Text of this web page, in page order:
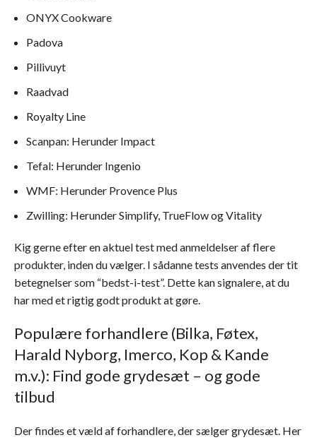
ONYX Cookware
Padova
Pillivuyt
Raadvad
Royalty Line
Scanpan: Herunder Impact
Tefal: Herunder Ingenio
WMF: Herunder Provence Plus
Zwilling: Herunder Simplify, TrueFlow og Vitality
Kig gerne efter en aktuel test med anmeldelser af flere
produkter, inden du vælger. I sådanne tests anvendes der tit
betegnelser som “bedst-i-test”. Dette kan signalere, at du
har med et rigtig godt produkt at gøre.
Populære forhandlere (Bilka, Føtex,
Harald Nyborg, Imerco, Kop & Kande
m.v.): Find gode grydesæt – og gode
tilbud
Der findes et væld af forhandlere, der sælger grydesæt. Her